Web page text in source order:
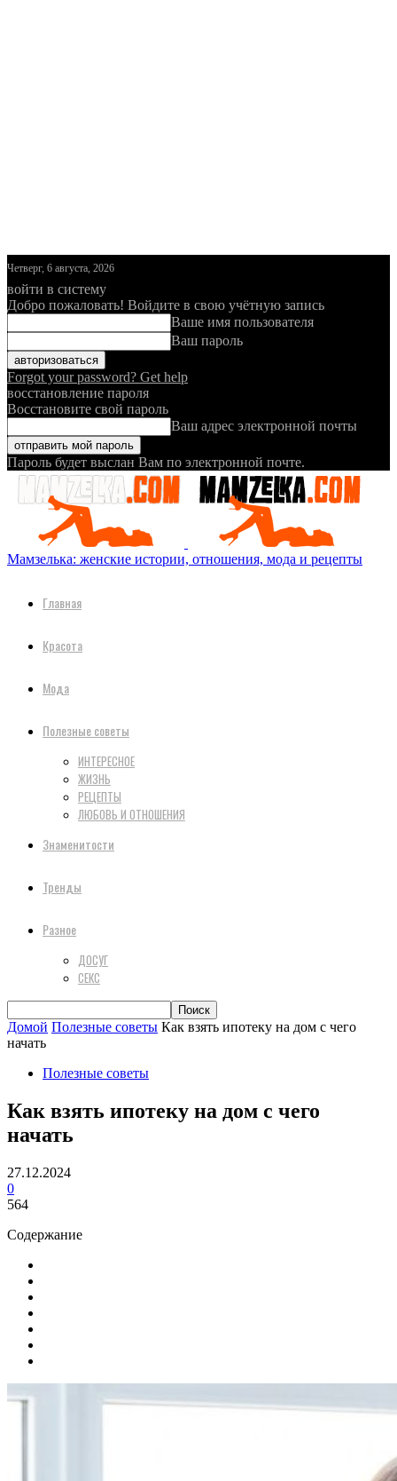
Четверг, 6 августа, 2026
войти в систему
Добро пожаловать! Войдите в свою учётную запись
Ваше имя пользователя
Ваш пароль
Forgot your password? Get help
восстановление пароля
Восстановите свой пароль
Ваш адрес электронной почты
Пароль будет выслан Вам по электронной почте.
Мамзелька: женские истории, отношения, мода и рецепты
Главная
Красота
Мода
Полезные советы
ИНТЕРЕСНОЕ
ЖИЗНЬ
РЕЦЕПТЫ
ЛЮБОВЬ И ОТНОШЕНИЯ
Знаменитости
Тренды
Разное
ДОСУГ
СЕКС
Домой Полезные советы Как взять ипотеку на дом с чего
начать
Полезные советы
Как взять ипотеку на дом с чего
начать
27.12.2024
0
564
Содержание